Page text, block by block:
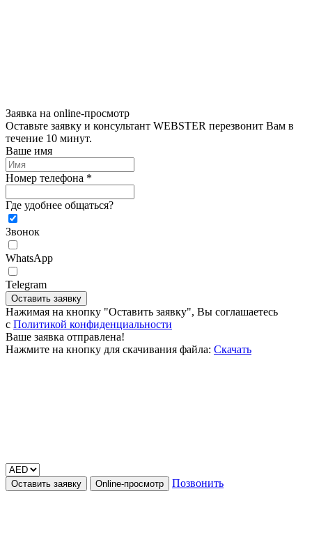
Заявка на online-просмотр
Оставьте заявку и консультант WEBSTER перезвонит Вам в
течение 10 минут.
Ваше имя
Номер телефона *
Где удобнее общаться?
Звонок
WhatsApp
Telegram
Оставить заявку
Нажимая на кнопку "Оставить заявку", Вы соглашаетесь
c Политикой конфиденциальности
Ваше заявка отправлена!
Нажмите на кнопку для скачивания файла: Скачать
Оставить заявку Online-просмотр Позвонить